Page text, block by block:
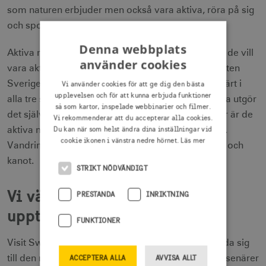
som naturen erbjuder men också vara aktiva, röra på sig
och sporta i naturen.
Aktiva naturälskare vill göra precis som det låter – de vill
vara aktiva i naturen och njuta av lugnet och stillheten
Sverige kan erbjuda. Att uppleva naturen är populärt i
alla tre segmenten, men för de aktiva naturälskarna utgör
det själva kärnan. I jämförelse med övriga grupper är de
aktiva naturälskarna de som är mest fysiskt aktiva.
Vandring är populärt och även fritidscykling, kajak och
kanot.
Vi vänder oss till nyfikna
upptäckare världen över
Visit Sweden har i sin marknadsföring valt att vända sig
till den nyfikna upptäckaren för att de är nyfikna resenärer
Denna webbplats
använder cookies
Vi använder cookies för att ge dig den bästa
upplevelsen och för att kunna erbjuda funktioner
så som kartor, inspelade webbinarier och filmer.
Vi rekommenderar att du accepterar alla cookies.
Du kan när som helst ändra dina inställningar vid
cookie ikonen i vänstra nedre hörnet. Läs mer
STRIKT NÖDVÄNDIGT
PRESTANDA INRIKTNING
FUNKTIONER
ACCEPTERA ALLA AVVISA ALLT